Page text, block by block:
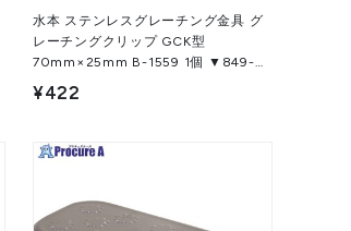
水本 ステンレスグレーチング金具 グ
レーチングクリップ GCK型
70mm×25mm B-1559 1個 ▼849-
0826
¥422